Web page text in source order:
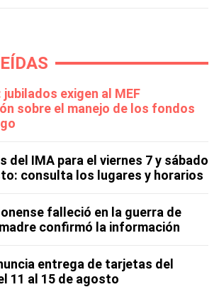
jubilados exigen al MEF
sobre el manejo de los fondos
del IMA para el viernes 7 y sábado
consulta los lugares y horarios
falleció en la guerra de
confirmó la información
entrega de tarjetas del
11 al 15 de agosto